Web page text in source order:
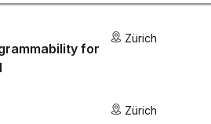
for
Zürich
Zürich